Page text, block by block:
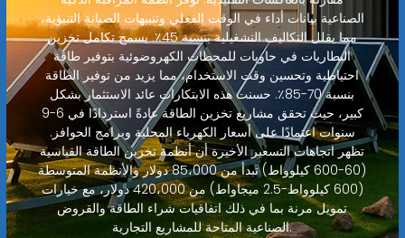
الصناعية بيانات أداء في الوقت الفعلي وتنبيهات الصيانة التنبؤية،
مما يقلل التكاليف التشغيلية بنسبة 45٪. يسمح تكامل تخزين
البطاريات في حاويات للمحطات الكهروضوئية بتوفير طاقة
احتياطية وتحسين وقت الاستخدام، مما يزيد من توفير الطاقة
بنسبة 70-85٪. حسنت هذه الابتكارات عائد الاستثمار بشكل
كبير، حيث تحقق مشاريع تخزين الطاقة عادةً استردادًا في 6-9
سنوات اعتمادًا على أسعار الكهرباء المحلية وبرامج الحوافز.
تظهر اتجاهات التسعير الأخيرة أن أنظمة تخزين الطاقة القياسية
(60-600 كيلوواط) تبدأ من 85،000 دولار والأنظمة المتوسطة
(600 كيلوواط-2.5 ميجاواط) من 420،000 دولار، مع خيارات
تمويل مرنة بما في ذلك اتفاقيات شراء الطاقة والقروض
الصناعية المتاحة للمشاريع التجارية.